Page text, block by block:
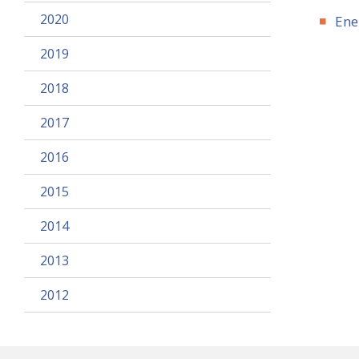
2020
2019
2018
2017
2016
2015
2014
2013
2012